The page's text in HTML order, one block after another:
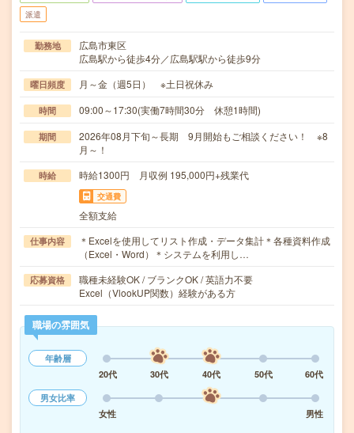
派遣
勤務地
広島市東区
広島駅から徒歩4分／広島駅駅から徒歩9分
曜日頻度 月～金（週5日） ※土日祝休み
時間 09:00～17:30(実働7時間30分 休憩1時間)
期間
2026年08月下旬～長期 9月開始もご相談ください！ ※8
月～！
時給 時給1300円 月収例 195,000円+残業代
交通費
全額支給
仕事内容
＊Excelを使用してリスト作成・データ集計＊各種資料作成
（Excel・Word）＊システムを利用し…
応募資格
職種未経験OK / ブランクOK / 英語力不要
Excel（VlookUP関数）経験がある方
職場の雰囲気
年齢層
20代
30代 40代 50代
60代
男女比率
女性
男性